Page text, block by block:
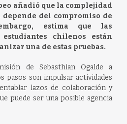
añadió que la complejidad
del compromiso de
estima que las
chilenos están
una de estas pruebas.
de Sebasthian Ogalde a
pasos son impulsar actividades
lazos de colaboración y
puede ser una posible agencia